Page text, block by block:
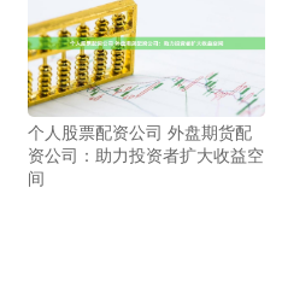
个人股票配资公司 外盘期货配
资公司：助力投资者扩大收益空
间